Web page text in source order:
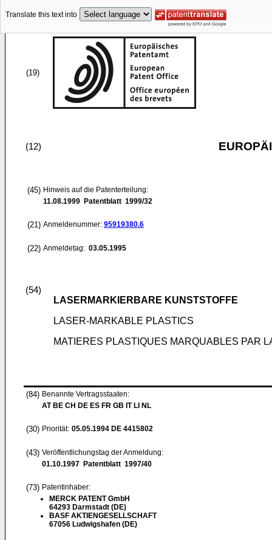
Translate this text into
(19)
(12)
(45) Hinweis auf die Patenterteilung:
11.08.1999 Patentblatt 1999/32
(21) Anmeldenummer: 95919380.6
(22) Anmeldetag: 03.05.1995
(54)
LASERMARKIERBARE KUNSTSTOFFE
LASER-MARKABLE PLASTICS
MATIERES PLASTIQUES MARQUABLES PAR
(84) Benannte Vertragsstaaten:
AT BE CH DE ES FR GB IT LI NL
(30) Priorität: 05.05.1994 DE 4415802
(43) Veröffentlichungstag der Anmeldung:
01.10.1997 Patentblatt 1997/40
(73) Patentinhaber:
MERCK PATENT GmbH
64293 Darmstadt (DE)
BASF AKTIENGESELLSCHAFT
67056 Ludwigshafen (DE)